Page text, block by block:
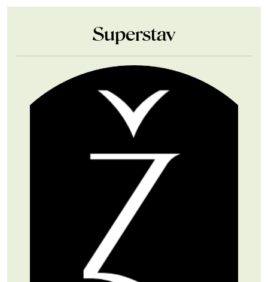
Superstav